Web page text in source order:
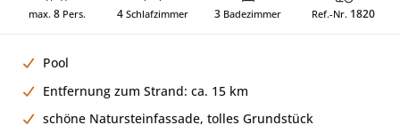
max. 8Pers. 4Schlafzimmer 3 Badezimmer Ref.-Nr. 1820
Pool
Entfernung zum Strand: ca. 15 km
schöne Natursteinfassade, tolles Grundstück